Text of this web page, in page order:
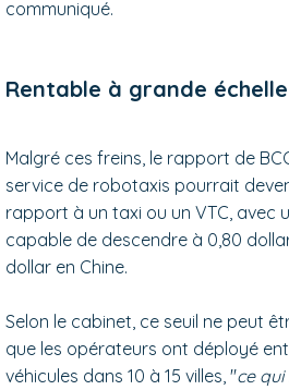
communiqué.
Rentable à grande échelle
Malgré ces freins, le rapport de
service de robotaxis pourrait
rapport à un taxi ou un VTC, avec
capable de descendre à 0,80
dollar en Chine.
Selon le cabinet, ce seuil ne peut
que les opérateurs ont déployé
véhicules dans 10 à 15 villes, "ce